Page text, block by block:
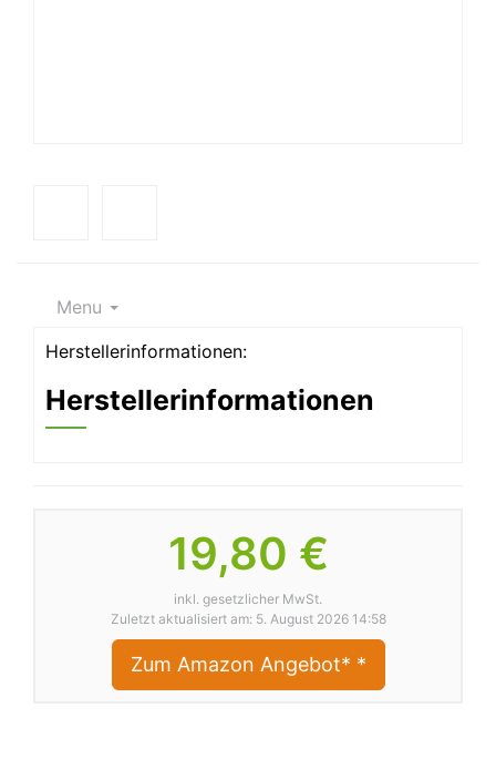
Menu
Herstellerinformationen:
Herstellerinformationen
19,80 €
inkl. gesetzlicher MwSt.
Zuletzt aktualisiert am: 5. August 2026 14:58
Zum Amazon Angebot* *